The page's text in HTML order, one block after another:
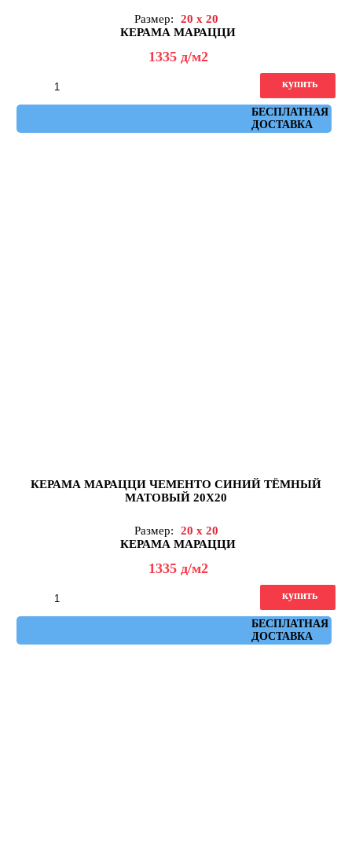
Размер:
20 x 20
КЕРАМА МАРАЦЦИ
1335 д/м2
БЕСПЛАТНАЯ
ДОСТАВКА
купить
КЕРАМА МАРАЦЦИ ЧЕМЕНТО СИНИЙ ТЁМНЫЙ
МАТОВЫЙ 20X20
Размер:
20 x 20
КЕРАМА МАРАЦЦИ
1335 д/м2
БЕСПЛАТНАЯ
ДОСТАВКА
купить